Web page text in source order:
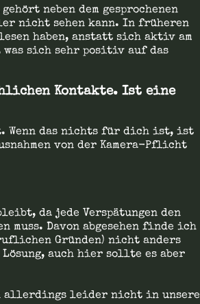
neben dem gesprochenen
nicht sehen kann. In früheren
haben, anstatt sich aktiv am
sich sehr positiv auf das
Kontakte. Ist eine
Wenn das nichts für dich ist, ist
von der Kamera-Pflicht
da jede Verspätungen den
Davon abgesehen finde ich
Gründen) nicht anders
auch hier sollte es aber
allerdings leider nicht in unsere